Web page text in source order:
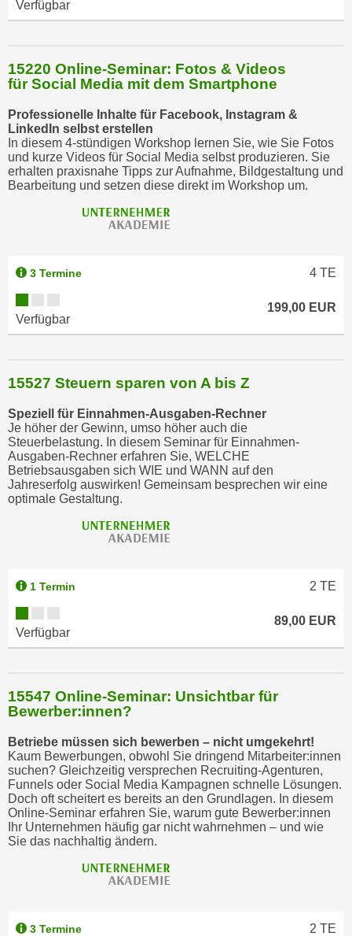
Verfügbar
15220 Online-Seminar: Fotos & Videos
für Social Media mit dem Smartphone
Professionelle Inhalte für Facebook, Instagram &
LinkedIn selbst erstellen
In diesem 4-stündigen Workshop lernen Sie, wie Sie Fotos
und kurze Videos für Social Media selbst produzieren. Sie
erhalten praxisnahe Tipps zur Aufnahme, Bildgestaltung und
Bearbeitung und setzen diese direkt im Workshop um.
3 Termine 4 TE
Verfügbar
199,00 EUR
15527 Steuern sparen von A bis Z
Speziell für Einnahmen-Ausgaben-Rechner
Je höher der Gewinn, umso höher auch die
Steuerbelastung. In diesem Seminar für Einnahmen-
Ausgaben-Rechner erfahren Sie, WELCHE
Betriebsausgaben sich WIE und WANN auf den
Jahreserfolg auswirken! Gemeinsam besprechen wir eine
optimale Gestaltung.
1 Termin 2 TE
Verfügbar
89,00 EUR
15547 Online-Seminar: Unsichtbar für
Bewerber:innen?
Betriebe müssen sich bewerben – nicht umgekehrt!
Kaum Bewerbungen, obwohl Sie dringend Mitarbeiter:innen
suchen? Gleichzeitig versprechen Recruiting-Agenturen,
Funnels oder Social Media Kampagnen schnelle Lösungen.
Doch oft scheitert es bereits an den Grundlagen. In diesem
Online-Seminar erfahren Sie, warum gute Bewerber:innen
Ihr Unternehmen häufig gar nicht wahrnehmen – und wie
Sie das nachhaltig ändern.
3 Termine 2 TE